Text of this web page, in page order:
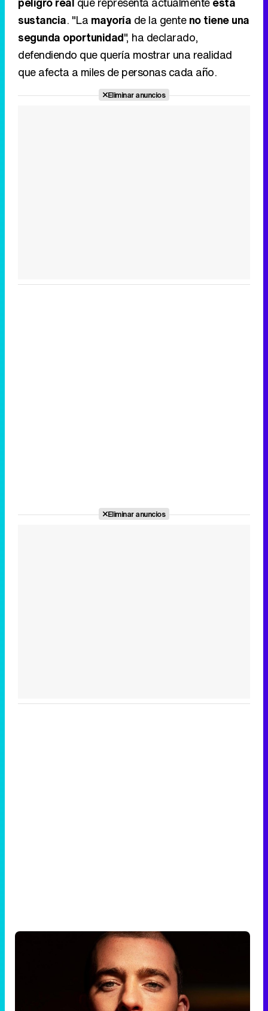
sustancia. "La mayoría de la genteno tiene una
segunda oportunidad", ha declarado,
defendiendo que quería mostrar una realidad
que afecta a miles de personas cada año.
Eliminar anuncios
Eliminar anuncios